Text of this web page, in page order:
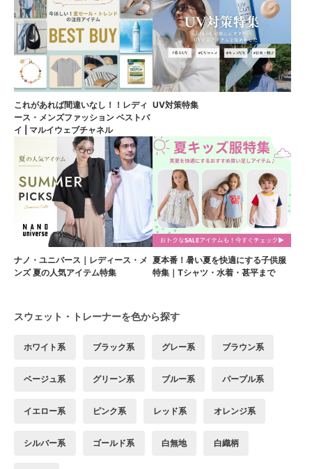
これがあれば間違いなし！！レディ
ース・メンズファッション ベストバ
イ | マルイウェブチャネル
UV対策特集
ナノ・ユニバース｜レディース・メ
ンズ 夏の人気アイテム特集
夏本番！暑い夏を快適にする子供服
特集｜Tシャツ・水着・甚平まで
スウェット・トレーナーを色から探す
ホワイト系 ブラック系 グレー系 ブラウン系
ベージュ系 グリーン系 ブルー系 パープル系
イエロー系 ピンク系 レッド系 オレンジ系
シルバー系 ゴールド系 白無地 白織柄